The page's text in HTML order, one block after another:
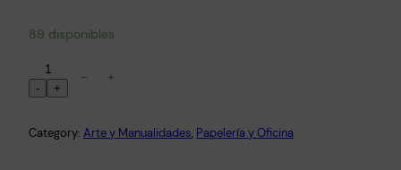
89 disponibles
a
- +
− +
Category: Arte y Manualidades, Papelería y Oficina